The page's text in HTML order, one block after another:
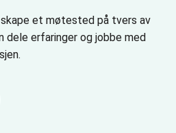
et møtested på tvers av
dele erfaringer og jobbe med